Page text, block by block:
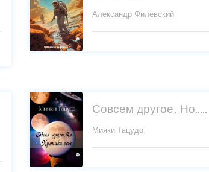
Александр Филевский
Совсем другое, Но.....
Мияки Тацудо